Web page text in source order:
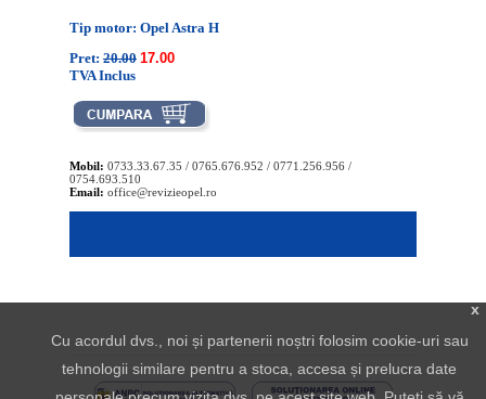
Tip motor: Opel Astra H
Pret: 20.00 17.00
TVA Inclus
Mobil: 0733.33.67.35 / 0765.676.952 / 0771.256.956 /
0754.693.510
Email: office@revizieopel.ro
x
Cu acordul dvs., noi și partenerii noștri folosim cookie-uri sau
tehnologii similare pentru a stoca, accesa și prelucra date